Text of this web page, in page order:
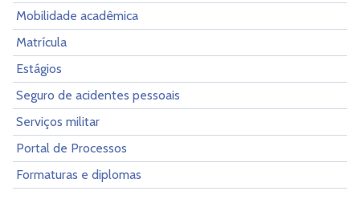
Mobilidade acadêmica
Matrícula
Estágios
Seguro de acidentes pessoais
Serviços militar
Portal de Processos
Formaturas e diplomas